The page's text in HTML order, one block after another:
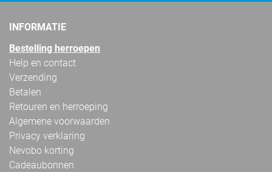
INFORMATIE
Bestelling herroepen
Help en contact
Verzending
Betalen
Retouren en herroeping
Algemene voorwaarden
Privacy verklaring
Nevobo korting
Cadeaubonnen